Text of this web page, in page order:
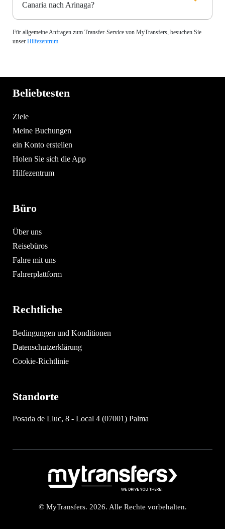
Canaria nach Arinaga?
Für allgemeine Anfragen zum Transfer-Service von MyTransfers, besuchen Sie
unser Hilfezentrum
Beliebtesten
Ziele
Meine Buchungen
ein Konto erstellen
Holen Sie sich die App
Hilfezentrum
Büro
Über uns
Reisebüros
Fahre mit uns
Fahrerplattform
Rechtliche
Bedingungen und Konditionen
Datenschutzerklärung
Cookie-Richtlinie
Standorte
Posada de Lluc, 8 - Local 4 (07001) Palma
© MyTransfers. 2026. Alle Rechte vorbehalten.